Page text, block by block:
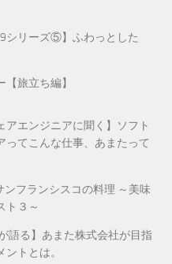
シリーズ⑤】ふわっとした
旅立ち編】
アエンジニアに聞く】ソフト
ってこんな仕事、あまたって
ンフランシスコの料理 ～美味
ト３～
語る】あまた株式会社が目指
トとは。